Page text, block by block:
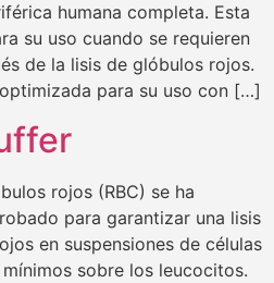
humana completa. Esta
su uso cuando se requieren
de la lisis de glóbulos rojos.
para su uso con […]
rojos (RBC) se ha
para garantizar una lisis
en suspensiones de células
sobre los leucocitos.